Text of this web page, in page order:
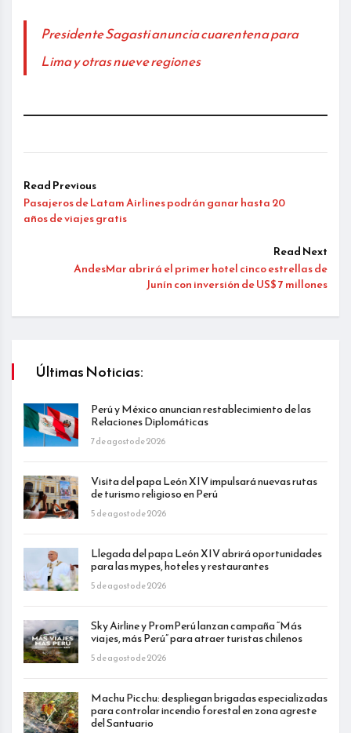
Presidente Sagasti anuncia cuarentena para
Lima y otras nueve regiones
Read Previous
Pasajeros de Latam Airlines podrán ganar hasta 20
años de viajes gratis
Read Next
AndesMar abrirá el primer hotel cinco estrellas de
Junín con inversión de US$ 7 millones
Últimas Noticias:
Perú y México anuncian restablecimiento de las
Relaciones Diplomáticas
7 de agosto de 2026
Visita del papa León XIV impulsará nuevas rutas
de turismo religioso en Perú
5 de agosto de 2026
Llegada del papa León XIV abrirá oportunidades
para las mypes, hoteles y restaurantes
5 de agosto de 2026
Sky Airline y PromPerú lanzan campaña “Más
viajes, más Perú” para atraer turistas chilenos
5 de agosto de 2026
Machu Picchu: despliegan brigadas especializadas
para controlar incendio forestal en zona agreste
del Santuario